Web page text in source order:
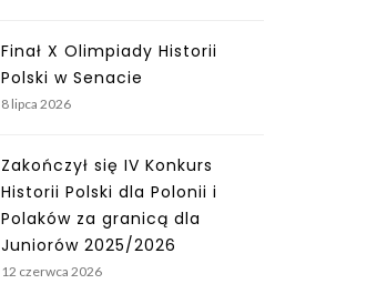
Finał X Olimpiady Historii
Polski w Senacie
8 lipca 2026
Zakończył się IV Konkurs
Historii Polski dla Polonii i
Polaków za granicą dla
Juniorów 2025/2026
12 czerwca 2026